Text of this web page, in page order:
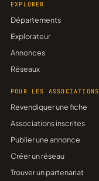
EXPLORER
Départements
Explorateur
Annonces
Réseaux
POUR LES ASSOCIATIONS
Revendiquer une fiche
Associations inscrites
Publier une annonce
Créer un réseau
Trouver un partenariat